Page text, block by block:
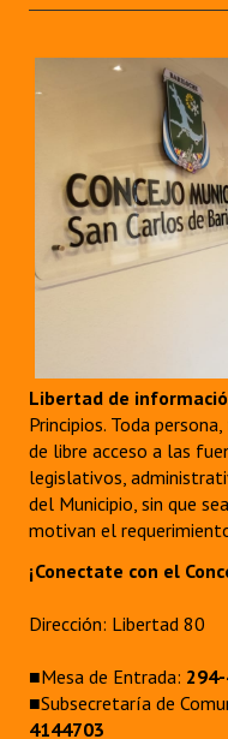
Libertad de
Principios. Toda
de libre acceso a las
legislativos,
del Municipio, sin que
motivan el
¡Conectate con el
Dirección: Libertad 80
■Mesa de Entrada:
■Subsecretaría de
4144703